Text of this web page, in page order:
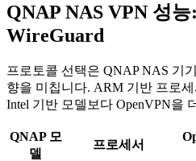
QNAP NAS VPN 성
WireGuard
프로토콜 선택은 QNAP NAS 기
향을 미칩니다. ARM 기반 프로
Intel 기반 모델보다 OpenVPN을
QNAP 모
델
프로세서